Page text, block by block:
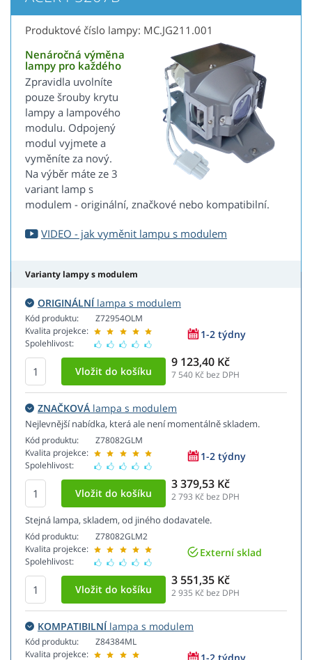
Produktové číslo lampy: MC.JG211.001
Nenáročná výměna
lampy pro každého
Zpravidla uvolníte
pouze šrouby krytu
lampy a lampového
modulu. Odpojený
modul vyjmete a
vyměníte za nový.
Na výběr máte ze 3
variant lamp s
modulem - originální, značkové nebo kompatibilní.
VIDEO - jak vyměnit lampu s modulem
Varianty lampy s modulem
ORIGINÁLNÍlampa s modulem
Kód produktu:
Kvalita projekce:
Spolehlivost:
Z72954OLM
1-2 týdny
9 123,40 Kč
7 540 Kč bez DPH
ZNAČKOVÁ lampa s modulem
Nejlevnější nabídka, která ale není momentálně skladem.
Kód produktu:
Kvalita projekce:
Spolehlivost:
Z78082GLM
1-2 týdny
3 379,53 Kč
2 793 Kč bez DPH
Stejná lampa, skladem, od jiného dodavatele.
Kód produktu:
Kvalita projekce:
Spolehlivost:
Z78082GLM2
Externí sklad
3 551,35 Kč
2 935 Kč bez DPH
KOMPATIBILNÍlampa s modulem
Kód produktu:
Kvalita projekce:
Z84384ML
1-2 týdny